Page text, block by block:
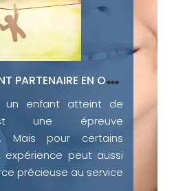
D
EVENIR PARENT PARTENAIRE EN ONCOPÉDIATRIE : UNE EXPÉRIENCE HUMAINE AU CŒUR DU SOIN
un enfant atteint de
une épreuve
Mais pour certains
peut aussi
précieuse au service